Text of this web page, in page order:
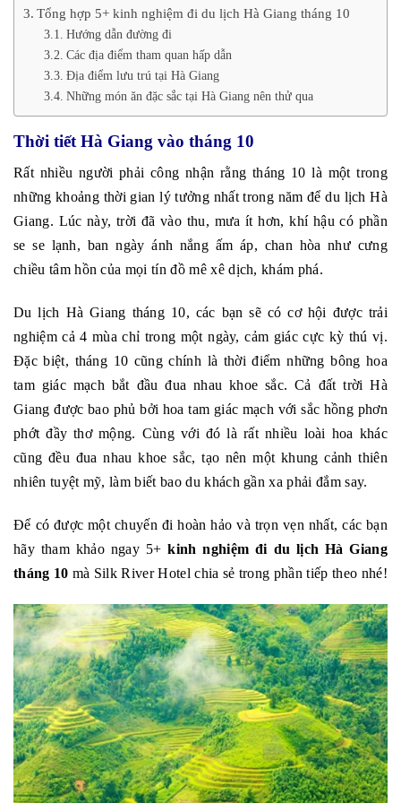
Tổng hợp 5+ kinh nghiệm đi du lịch Hà Giang tháng 10
Hướng dẫn đường đi
Các địa điểm tham quan hấp dẫn
Địa điểm lưu trú tại Hà Giang
Những món ăn đặc sắc tại Hà Giang nên thử qua
Thời tiết Hà Giang vào tháng 10
Rất nhiều người phải công nhận rằng tháng 10 là một trong
những khoảng thời gian lý tưởng nhất trong năm để du lịch Hà
Giang. Lúc này, trời đã vào thu, mưa ít hơn, khí hậu có phần
se se lạnh, ban ngày ánh nắng ấm áp, chan hòa như cưng
chiều tâm hồn của mọi tín đồ mê xê dịch, khám phá.
Du lịch Hà Giang tháng 10, các bạn sẽ có cơ hội được trải
nghiệm cả 4 mùa chỉ trong một ngày, cảm giác cực kỳ thú vị.
Đặc biệt, tháng 10 cũng chính là thời điểm những bông hoa
tam giác mạch bắt đầu đua nhau khoe sắc. Cả đất trời Hà
Giang được bao phủ bởi hoa tam giác mạch với sắc hồng phơn
phớt đầy thơ mộng. Cùng với đó là rất nhiều loài hoa khác
cũng đều đua nhau khoe sắc, tạo nên một khung cảnh thiên
nhiên tuyệt mỹ, làm biết bao du khách gần xa phải đắm say.
Để có được một chuyến đi hoàn hảo và trọn vẹn nhất, các bạn
hãy tham khảo ngay 5+kinh nghiệm đi du lịch Hà Giang
tháng 10 mà Silk River Hotel chia sẻ trong phần tiếp theo nhé!